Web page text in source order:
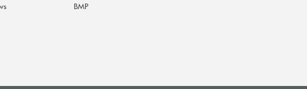
BMP